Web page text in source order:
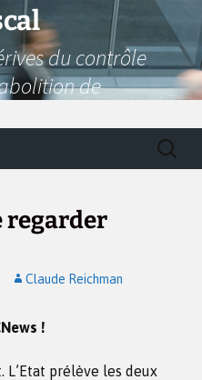
du contrôle
de
regarder
Claude Reichman
!
prélève les deux